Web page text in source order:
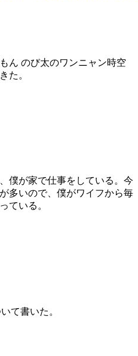
ん のび太のワンニャン時空
た。
僕が家で仕事をしている。今
多いので、僕がワイフから毎
ている。
て書いた。